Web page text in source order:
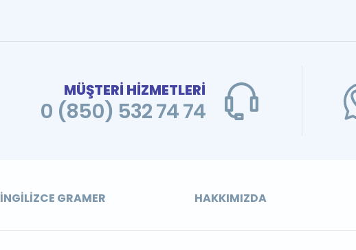
MÜŞTERİ HİZMETLERİ
0 (850) 532 74 74
İNGILIZCE GRAMER HAKKIMIZDA